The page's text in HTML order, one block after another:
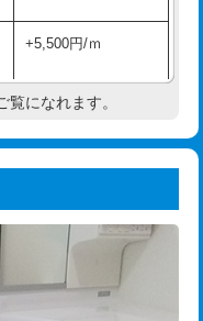
27,500円
38,500円
38,500円
現場見積
。
3,300円
5,500円
5,500円
11,000円
33,000円
+5,500円/ｍ
現地調査
+3,300円
33,000円
覧になれます。